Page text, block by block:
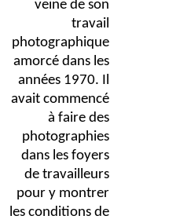
veine de son
travail
photographique
amorcé dans les
années 1970. Il
avait commencé
à faire des
photographies
dans les foyers
de travailleurs
pour y montrer
les conditions de